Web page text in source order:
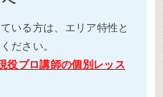
いる方は、エリア特性と
ださい。
役プロ講師の個別レッス